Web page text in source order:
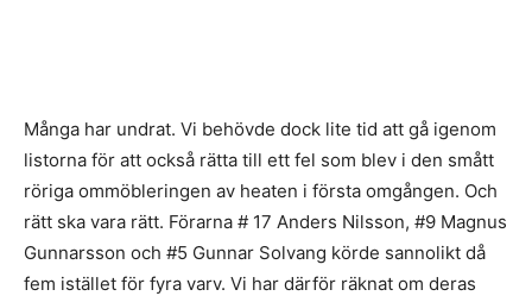
Många har undrat. Vi behövde dock lite tid att gå igenom
listorna för att också rätta till ett fel som blev i den smått
röriga ommöbleringen av heaten i första omgången. Och
rätt ska vara rätt. Förarna # 17 Anders Nilsson, #9 Magnus
Gunnarsson och #5 Gunnar Solvang körde sannolikt då
fem istället för fyra varv. Vi har därför räknat om deras